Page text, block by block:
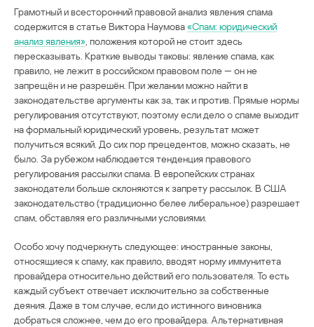
Грамотный и всесторонний правовой анализ явления спама
содержится в статье Виктора Наумова«Спам: юридический
анализ явления» , положения которой не стоит здесь
пересказывать. Краткие выводы таковы: явление спама, как
правило, не лежит в российском правовом поле — он не
запрещён и не разрешён. При желании можно найти в
законодательстве аргументы как за, так и против. Прямые нормы
регулирования отсутствуют, поэтому если дело о спаме выходит
на формальный юридический уровень, результат может
получиться всякий. До сих пор прецедентов, можно сказать, не
было. За рубежом наблюдается тенденция правового
регулирования рассылки спама. В европейских странах
законодатели больше склоняются к запрету рассылок. В США
законодательство (традиционно белее либеральное) разрешает
спам, обставляя его различными условиями.
Особо хочу подчеркнуть следующее: иностранные законы,
относящиеся к спаму, как правило, вводят норму иммунитета
провайдера относительно действий его пользователя. То есть
каждый субъект отвечает исключительно за собственные
деяния. Даже в том случае, если до истинного виновника
добраться сложнее, чем до его провайдера. Альтернативная